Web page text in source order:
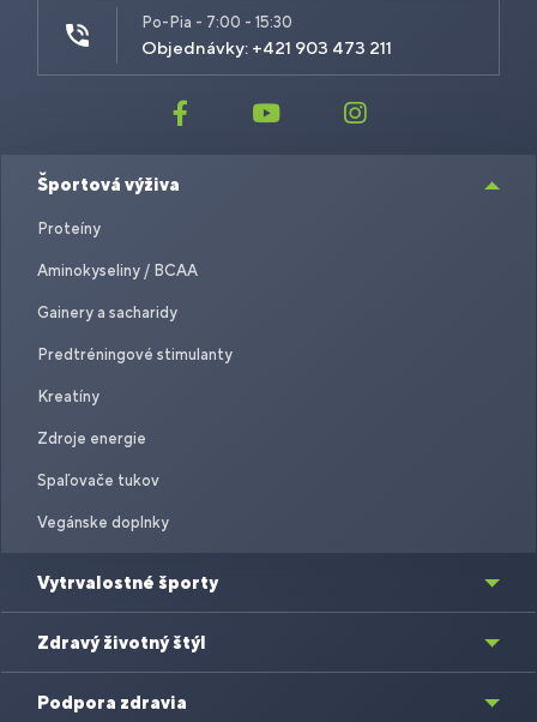
Po-Pia - 7:00 - 15:30
Objednávky: +421 903 473 211
Športová výživa
Proteíny
Aminokyseliny / BCAA
Gainery a sacharidy
Predtréningové stimulanty
Kreatíny
Zdroje energie
Spaľovače tukov
Vegánske doplnky
Vytrvalostné športy
Zdravý životný štýl
Podpora zdravia